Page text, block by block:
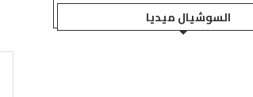
السوشيال ميديا